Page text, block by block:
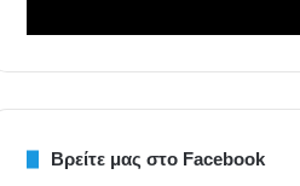
Βρείτε μας στο Facebook